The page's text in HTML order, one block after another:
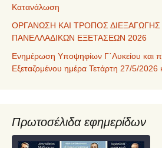
Κατανάλωση
ΟΡΓΑΝΩΣΗ ΚΑΙ ΤΡΟΠΟΣ
ΠΑΝΕΛΛΑΔΙΚΩΝ ΕΞΕΤΑΣΕΩΝ 2026
Ενημέρωση Υποψηφίων Γ΄Λυκείου και
Εξεταζομένου ημέρα Τετάρτη 27/5/
Πρωτοσέλιδα εφημερίδων